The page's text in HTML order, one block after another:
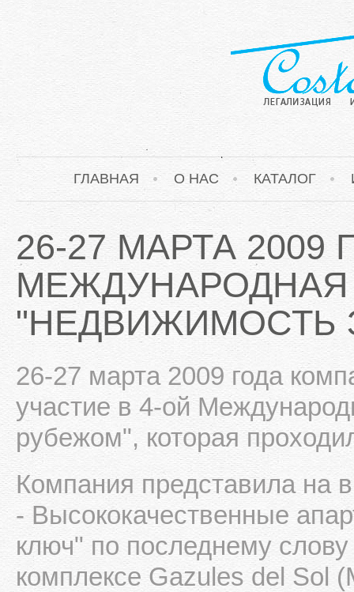
ГЛАВНАЯ О НАС КАТАЛОГ
26-27 МАРТА 2009
МЕЖДУНАРОДНАЯ
"НЕДВИЖИМОСТЬ
26-27 марта 2009 года
участие в 4-ой
рубежом", которая
Компания представила на
- Высококачественные
ключ" по последнему
комплексе Gazules del Sol